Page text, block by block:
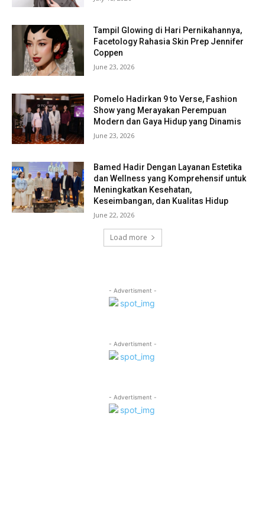
Tampil Glowing di Hari Pernikahannya,
Facetology Rahasia Skin Prep Jennifer
Coppen
June 23, 2026
Pomelo Hadirkan 9 to Verse, Fashion
Show yang Merayakan Perempuan
Modern dan Gaya Hidup yang Dinamis
June 23, 2026
Bamed Hadir Dengan Layanan Estetika
dan Wellness yang Komprehensif untuk
Meningkatkan Kesehatan,
Keseimbangan, dan Kualitas Hidup
June 22, 2026
Load more
- Advertisment -
- Advertisment -
- Advertisment -